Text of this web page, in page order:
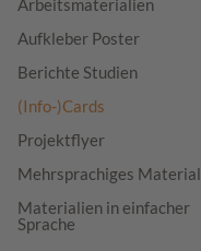
Arbeitsmaterialien
Aufkleber Poster
Berichte Studien
(Info-)Cards
Projektflyer
Mehrsprachiges Material
Materialien in einfacher
Sprache